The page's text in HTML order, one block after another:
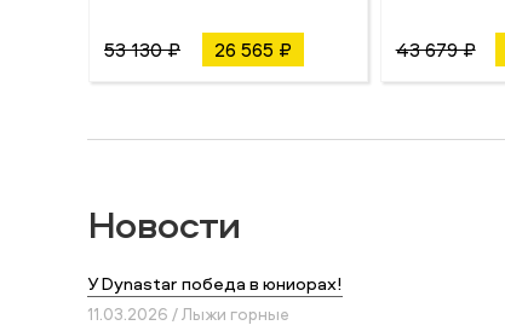
53 130 ₽ 26 565 ₽ 43 679 ₽
Новости
У Dynastar победа в юниорах!
11.03.2026 / Лыжи горные